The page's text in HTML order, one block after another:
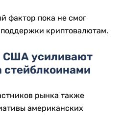
фактор пока не смог
криптовалютам.
США усиливают
стейблкоинами
рынка также
американских